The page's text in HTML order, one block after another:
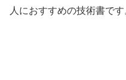
人におすすめの技術書です